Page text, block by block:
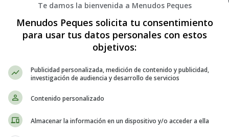
si se tiene la infección.
Te damos la bienvenida a Menudos Peques
Menudos Peques solicita tu consentimiento
para usar tus datos personales con estos
objetivos:
Publicidad personalizada, medición de contenido y publicidad,
investigación de audiencia y desarrollo de servicios
Contenido personalizado
Almacenar la información en un dispositivo y/o acceder a ella